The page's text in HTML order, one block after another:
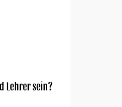
Lehrer sein?